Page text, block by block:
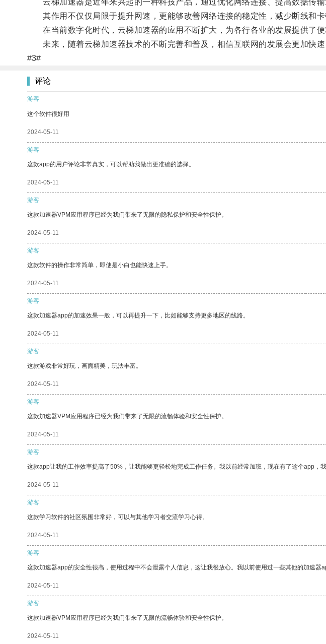
云梯加速器是近年来兴起的一种科技产品，通过优化网络连接、提高数据传输
其作用不仅仅局限于提升网速，更能够改善网络连接的稳定性，减少断线和卡
在当前数字化时代，云梯加速器的应用不断扩大，为各行各业的发展提供了便
未来，随着云梯加速器技术的不断完善和普及，相信互联网的发展会更加快速
#3#
评论
游客
这个软件很好用
2024-05-11
游客
这款app的用户评论非常真实，可以帮助我做出更准确的选择。
2024-05-11
游客
这款加速器VPM应用程序已经为我们带来了无限的隐私保护和安全性保护。
2024-05-11
游客
这款软件的操作非常简单，即使是小白也能快速上手。
2024-05-11
游客
这款加速器app的加速效果一般，可以再提升一下，比如能够支持更多地区的线路。
2024-05-11
游客
这款游戏非常好玩，画面精美，玩法丰富。
2024-05-11
游客
这款加速器VPM应用程序已经为我们带来了无限的流畅体验和安全性保护。
2024-05-11
游客
这款app让我的工作效率提高了50%，让我能够更轻松地完成工作任务。我以前经常加班，现在有了这个app，
2024-05-11
游客
这款学习软件的社区氛围非常好，可以与其他学习者交流学习心得。
2024-05-11
游客
这款加速器app的安全性很高，使用过程中不会泄露个人信息，这让我很放心。我以前使用过一些其他的加速器
2024-05-11
游客
这款加速器VPM应用程序已经为我们带来了无限的流畅体验和安全性保护。
2024-05-11